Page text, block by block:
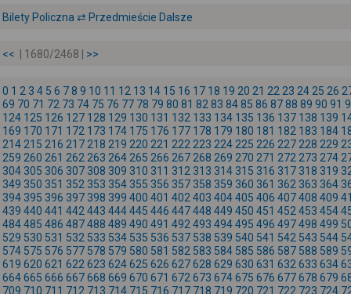
Bilety Policzna ⇄ Przedmieście Dalsze
<< | 1680/2468 | >>
0 1 2 3 4 5 6 78 9 10 11 12 13 14 15 16 17 18 19 20 21 22 23 24 25 26
69 70 71 72 73 74 75 76 77 78 79 80 81 82 83 8485 86 8788 89 90 91
124 125 126 127 128 129 130 131 132 133 134 135 136 137 138 139
169 170 171 172 173 174 175 176 177 178 179 180 181 182 183 184
214 215 216 217 218 219 220 221 222 223 224 225 226 227 228 229
259 260 261 262 263 264 265 266 267 268 269 270 271 272 273 274
304 305 306 307 308 309 310 311 312 313 314 315 316 317 318 319
349 350 351 352 353 354 355 356 357 358 359 360 361 362 363 364
394 395 396 397 398 399 400 401 402 403 404405 406 407408 409
439 440 441 442 443 444445 446 447448 449 450 451 452 453 454
484485 486 487488 489 490 491 492 493 494495 496 497498 499
529 530 531 532 533 534 535 536 537 538 539 540 541 542 543 544
574 575 576 577 578 579 580 581 582 583 584 585 586 587 588 589
619 620 621 622 623 624625 626 627628 629 630 631 632 633 634
664665 666 667668 669 670 671 672 673 674675 676 677678 679
709 710 711 712 713 714 715 716 717 718 719 720 721 722 723 724